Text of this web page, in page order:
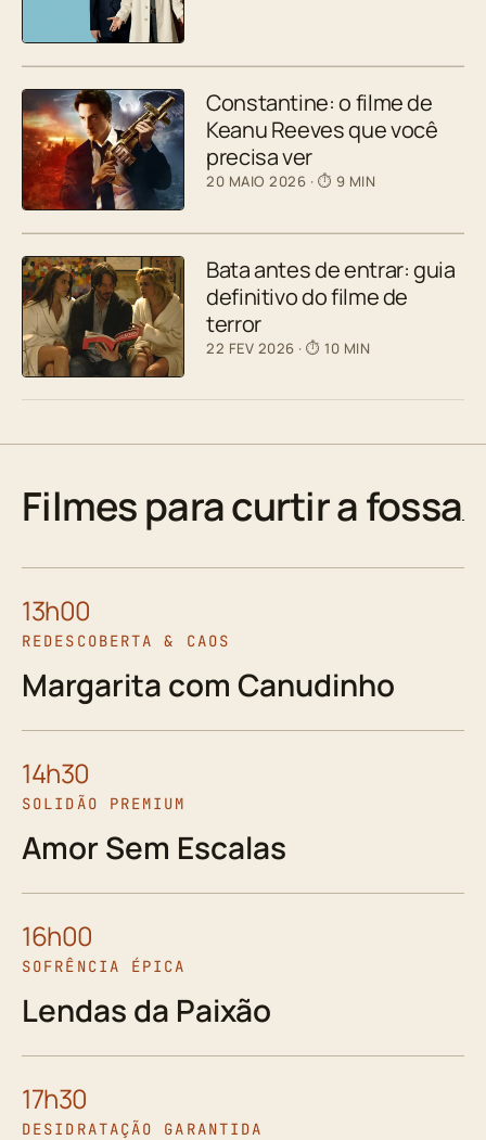
Constantine: o filme de
Keanu Reeves que você
precisa ver
20 MAIO 2026 · ⏱ 9 MIN
Bata antes de entrar: guia
definitivo do filme de
terror
22 FEV 2026 · ⏱ 10 MIN
Filmes para curtir a fossa
13h00
REDESCOBERTA & CAOS
Margarita com Canudinho
14h30
SOLIDÃO PREMIUM
Amor Sem Escalas
16h00
SOFRÊNCIA ÉPICA
Lendas da Paixão
17h30
DESIDRATAÇÃO GARANTIDA